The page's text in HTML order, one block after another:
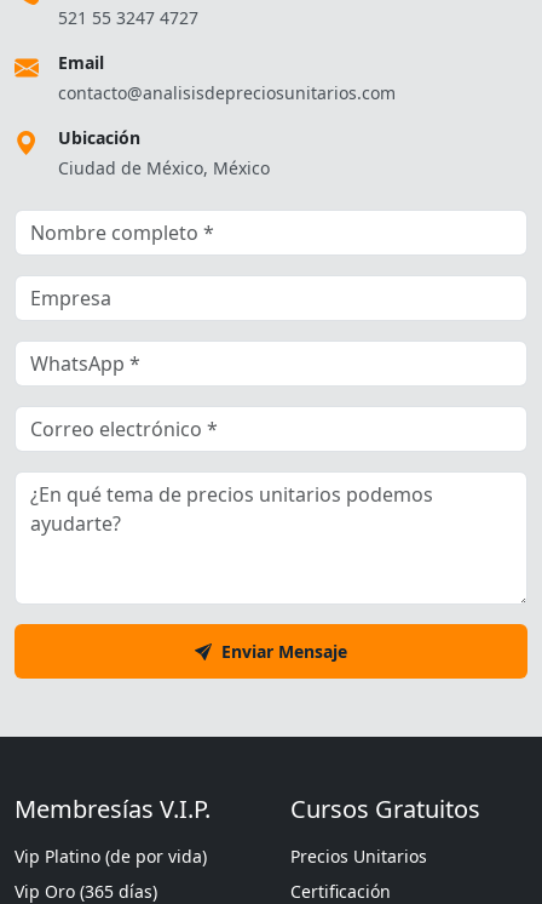
521 55 3247 4727
Email
contacto@analisisdepreciosunitarios.com
Ubicación
Ciudad de México, México
Enviar Mensaje
Membresías V.I.P.
Vip Platino (de por vida)
Vip Oro (365 días)
Cursos Gratuitos
Precios Unitarios
Certificación